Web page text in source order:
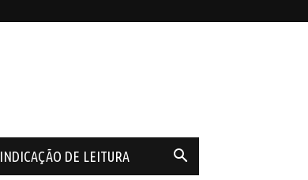
INDICAÇÃO DE LEITURA